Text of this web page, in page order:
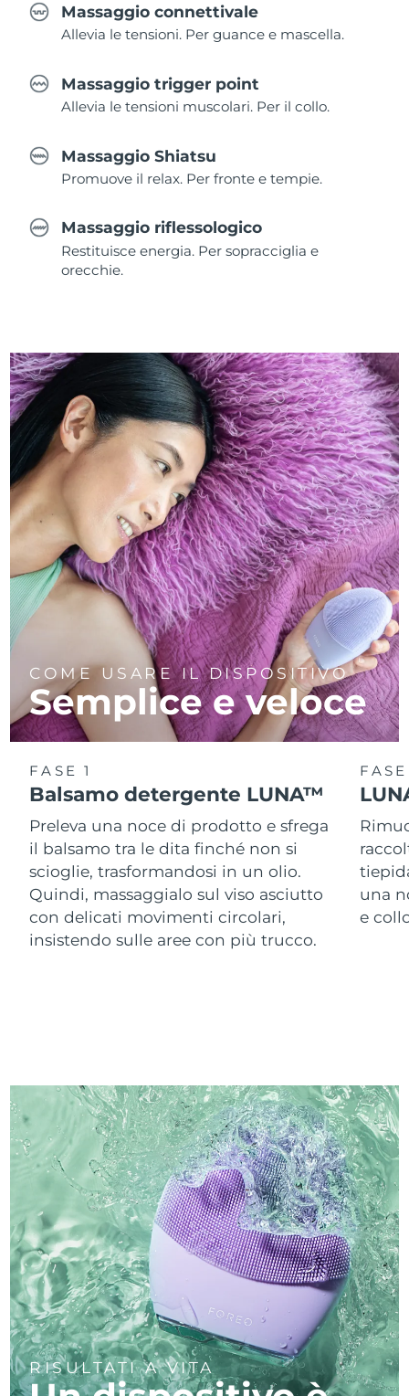
Massaggio connettivale
Allevia le tensioni. Per guance e mascella.
Massaggio trigger point
Allevia le tensioni muscolari. Per il collo.
Massaggio Shiatsu
Promuove il relax. Per fronte e tempie.
Massaggio riflessologico
Restituisce energia. Per sopracciglia e
orecchie.
COME USARE IL DISPOSITIVO
Semplice e veloce
FASE 1
Balsamo detergente LUNA™
Preleva una noce di prodotto e sfrega
il balsamo tra le dita finché non si
scioglie, trasformandosi in un olio.
Quindi, massaggialo sul viso asciutto
con delicati movimenti circolari,
insistendo sulle aree con più trucco.
una
e
RISULTATI A VITA